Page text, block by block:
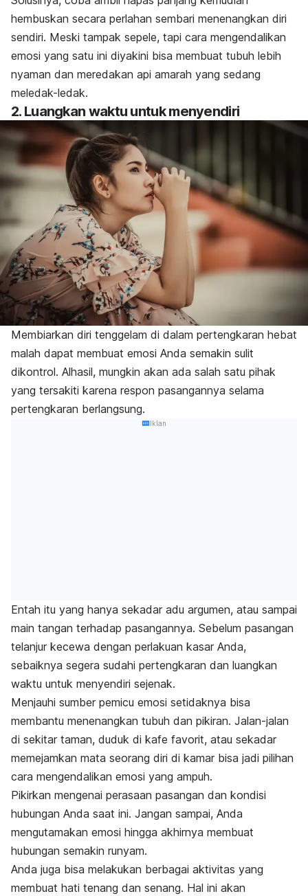
hembuskan secara perlahan sembari menenangkan diri
sendiri. Meski tampak sepele, tapi cara mengendalikan
emosi yang satu ini diyakini bisa membuat tubuh lebih
nyaman dan meredakan api amarah yang sedang
meledak-ledak.
2. Luangkan waktu untuk menyendiri
Membiarkan diri tenggelam di dalam pertengkaran hebat
malah dapat membuat emosi Anda semakin sulit
dikontrol. Alhasil, mungkin akan ada salah satu pihak
yang tersakiti karena respon pasangannya selama
pertengkaran berlangsung.
Iklan
Entah itu yang hanya sekadar adu argumen, atau sampai
main tangan terhadap pasangannya. Sebelum pasangan
telanjur kecewa dengan perlakuan kasar Anda,
sebaiknya segera sudahi pertengkaran dan luangkan
waktu untuk menyendiri sejenak.
Menjauhi sumber pemicu emosi setidaknya bisa
membantu menenangkan tubuh dan pikiran. Jalan-jalan
di sekitar taman, duduk di kafe favorit, atau sekadar
memejamkan mata seorang diri di kamar bisa jadi pilihan
cara mengendalikan emosi yang ampuh.
Pikirkan mengenai perasaan pasangan dan kondisi
hubungan Anda saat ini. Jangan sampai, Anda
mengutamakan emosi hingga akhirnya membuat
hubungan semakin runyam.
Anda juga bisa melakukan berbagai aktivitas yang
membuat hati tenang dan senang. Hal ini akan